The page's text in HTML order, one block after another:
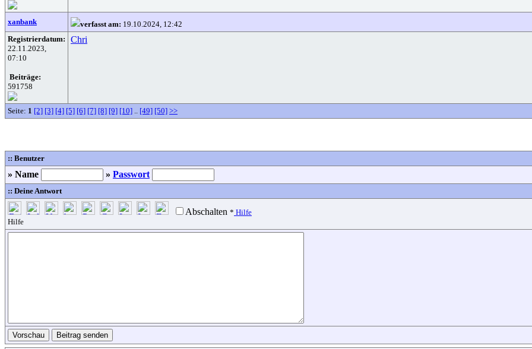
xanbank verfasst am: 19.10.2024, 12:42
Registrierdatum:
22.11.2023,
07:10
Beiträge:
591758
Chri
Seite: 1 [2] [3] [4] [5] [6] [7] [8] [9] [10] .. [49] [50] >>
:: Benutzer
» Name » Passwort
:: Deine Antwort
Abschalten * Hilfe
Hilfe